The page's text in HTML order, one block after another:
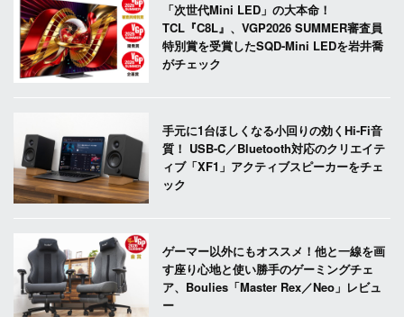
「次世代Mini LED」の大本命！
TCL『C8L』、VGP2026 SUMMER審査員
特別賞を受賞したSQD-Mini LEDを岩井喬
がチェック
手元に1台ほしくなる小回りの効くHi-Fi音
質！ USB-C／Bluetooth対応のクリエイテ
ィブ「XF1」アクティブスピーカーをチェ
ック
ゲーマー以外にもオススメ！他と一線を画
す座り心地と使い勝手のゲーミングチェ
ア、Boulies「Master Rex／Neo」レビュ
ー